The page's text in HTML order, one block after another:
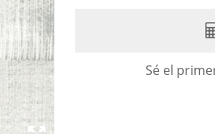
Sé el